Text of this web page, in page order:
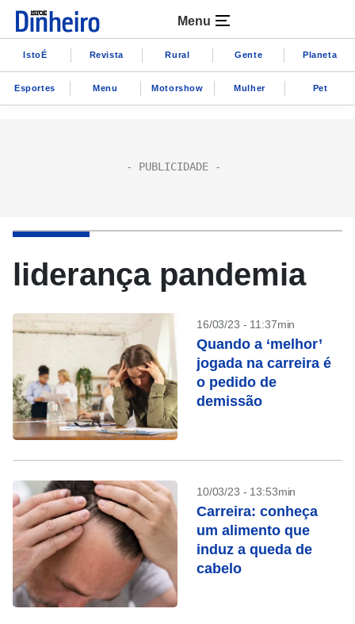
Menu
IstoÉ Revista Rural Gente Planeta
Esportes Menu Motorshow Mulher Pet
liderança pandemia
16/03/23 - 11:37min
Quando a ‘melhor’
jogada na carreira é
o pedido de
demissão
10/03/23 - 13:53min
Carreira: conheça
um alimento que
induz a queda de
cabelo